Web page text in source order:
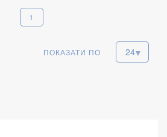
1
ПОКАЗАТИ ПО